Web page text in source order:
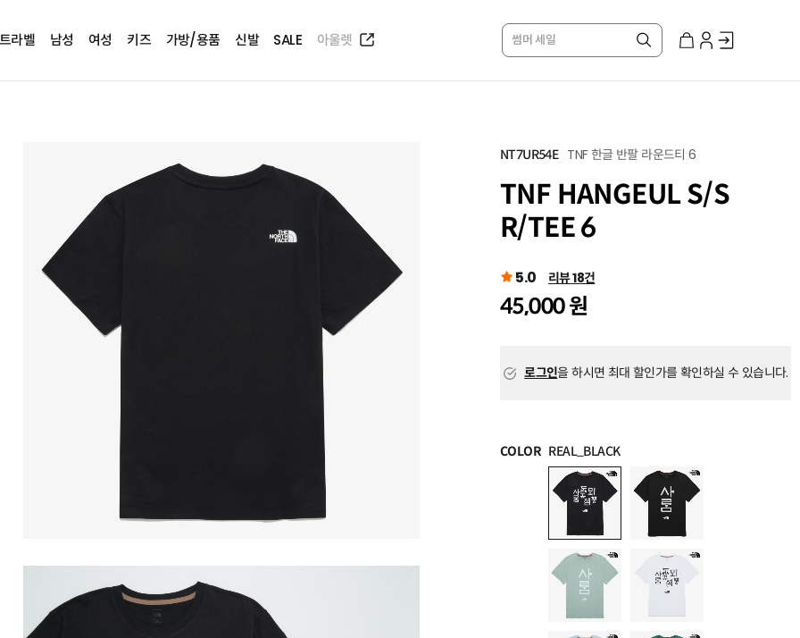
라벨 남성 여성 키즈 가방/용품 신발 SALE 아울렛 썸머 세일
NT7UR54E TNF 한글 반팔 라운드티 6
TNF HANGEUL S/S
R/TEE 6
5.0 리뷰 18건
45,000 원
로그인을 하시면 최대 할인가를 확인하실 수 있습니다.
COLOR REAL_BLACK